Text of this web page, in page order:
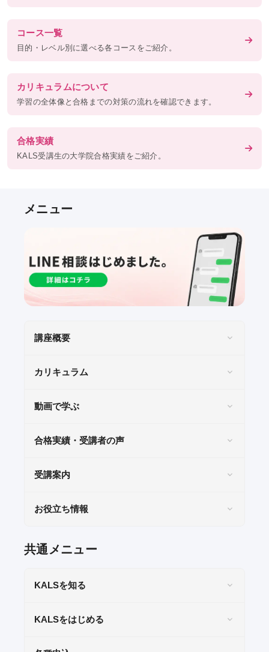
受講形態
受講サポート
講義スケジュール
過去のガイダンス・説明会
LINEでお問い合わせ
KALSメディア
受講タイミングの目安
講義サンプル動画
KALSメディア
よくある質問
KALSをはじめる
講座概要
カリキュラム
動画で学ぶ
合格実績・受講者の声
受講案内
お役立ち情報
共通メニュー
KALSを知る
KALSをはじめる
コース一覧
目的・レベル別に選べる各コースをご紹介。
カリキュラムについて
学習の全体像と合格までの対策の流れを確認できます。
合格実績
KALS受講生の大学院合格実績をご紹介。